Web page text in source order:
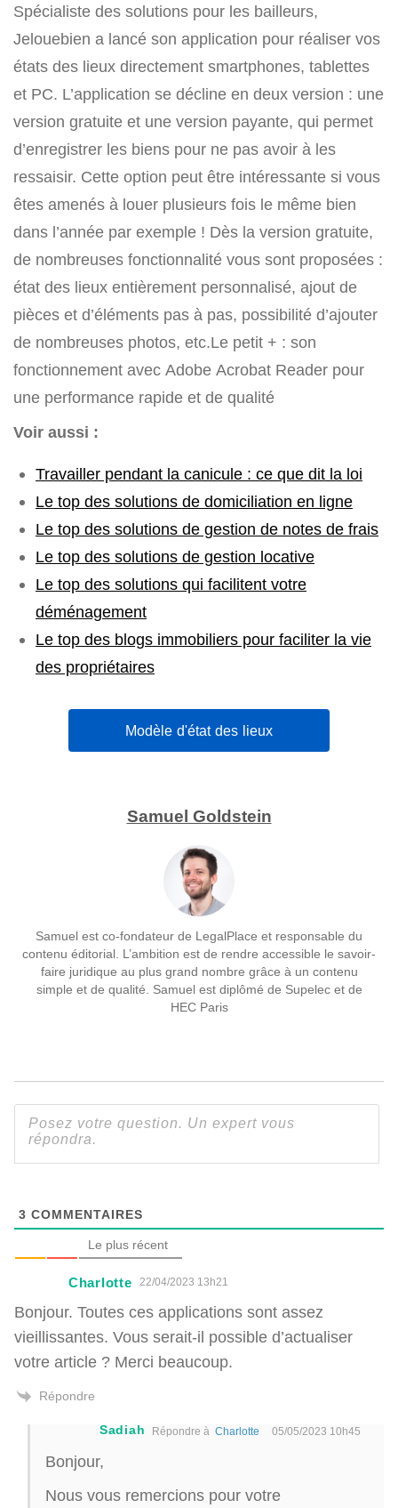
Spécialiste des solutions pour les bailleurs,
Jelouebien a lancé son application pour réaliser vos
états des lieux directement smartphones, tablettes
et PC. L’application se décline en deux version : une
version gratuite et une version payante, qui permet
d’enregistrer les biens pour ne pas avoir à les
ressaisir. Cette option peut être intéressante si vous
êtes amenés à louer plusieurs fois le même bien
dans l’année par exemple ! Dès la version gratuite,
de nombreuses fonctionnalité vous sont proposées :
état des lieux entièrement personnalisé, ajout de
pièces et d’éléments pas à pas, possibilité d’ajouter
de nombreuses photos, etc.Le petit + : son
fonctionnement avec Adobe Acrobat Reader pour
une performance rapide et de qualité
Voir aussi :
Travailler pendant la canicule : ce que dit la loi
Le top des solutions de domiciliation en ligne
Le top des solutions de gestion de notes de frais
Le top des solutions de gestion locative
Le top des solutions qui facilitent votre
déménagement
Le top des blogs immobiliers pour faciliter la vie
des propriétaires
Modèle d'état des lieux
Samuel Goldstein
Samuel est co-fondateur de LegalPlace et responsable du
contenu éditorial. L’ambition est de rendre accessible le savoir-
faire juridique au plus grand nombre grâce à un contenu
simple et de qualité. Samuel est diplômé de Supelec et de
HEC Paris
3 COMMENTAIRES
Le plus récent
Charlotte 22/04/2023 13h21
Bonjour. Toutes ces applications sont assez
vieillissantes. Vous serait-il possible d’actualiser
votre article ? Merci beaucoup.
Répondre
Sadiah Répondre àCharlotte 05/05/2023 10h45
Bonjour,
Nous vous remercions pour votre